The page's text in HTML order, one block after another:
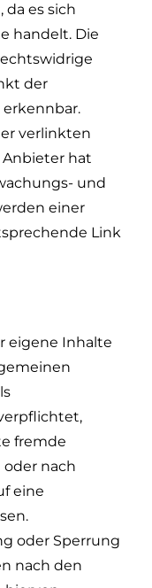
es sich
handelt. Die
der
verlinkten
Anbieter hat
und
einer
Link
eigene Inhalte
fremde
nach
eine
oder Sperrung
nach den